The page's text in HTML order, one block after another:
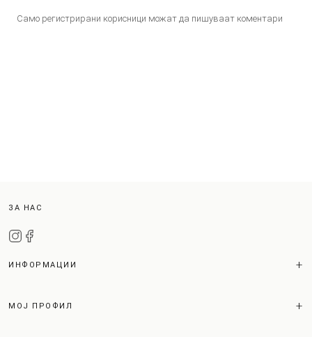
Само регистрирани корисници можат да пишуваат коментари
ЗА НАС
ИНФОРМАЦИИ
МОЈ ПРОФИЛ